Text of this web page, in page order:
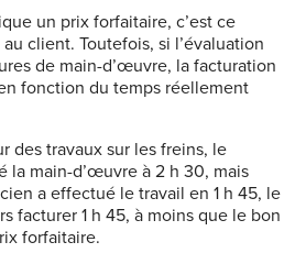
un prix forfaitaire, c’est ce
client. Toutefois, si l’évaluation
de main-d’œuvre, la facturation
fonction du temps réellement
des travaux sur les freins, le
la main-d’œuvre à 2 h 30, mais
a effectué le travail en 1 h 45, le
facturer 1 h 45, à moins que le bon
forfaitaire.